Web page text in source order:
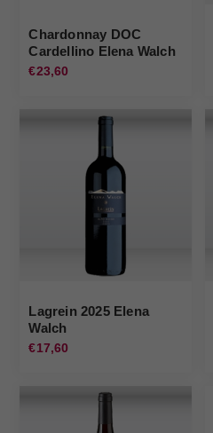
Chardonnay DOC
Cardellino Elena Walch
€23,60
Lagrein 2025 Elena
Walch
€17,60